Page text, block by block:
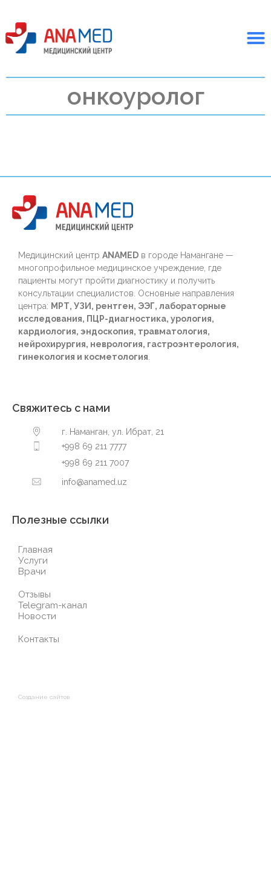
онкоуролог
Медицинский центр ANAMED в городе Намангане —
многопрофильное медицинское учреждение, где
пациенты могут пройти диагностику и получить
консультации специалистов. Основные направления
центра: МРТ, УЗИ, рентген, ЭЭГ, лабораторные
исследования, ПЦР-диагностика, урология,
кардиология, эндоскопия, травматология,
нейрохирургия, неврология, гастроэнтерология,
гинекология и косметология.
Свяжитесь с нами
г. Наманган, ул. Ибрат, 21
+998 69 211 7777
+998 69 211 7007
info@anamed.uz
Полезные ссылки
Главная
Услуги
Врачи
Отзывы
Telegram-канал
Новости
Контакты
Создание сайтов